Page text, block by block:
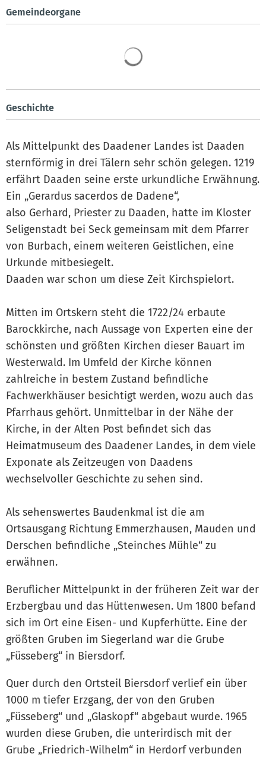
Gemeindeorgane
Geschichte
Als Mittelpunkt des Daadener Landes ist Daaden
sternförmig in drei Tälern sehr schön gelegen. 1219
erfährt Daaden seine erste urkundliche Erwähnung.
Ein „Gerardus sacerdos de Dadene“,
also Gerhard, Priester zu Daaden, hatte im Kloster
Seligenstadt bei Seck gemeinsam mit dem Pfarrer
von Burbach, einem weiteren Geistlichen, eine
Urkunde mitbesiegelt.
Daaden war schon um diese Zeit Kirchspielort.
Mitten im Ortskern steht die 1722/24 erbaute
Barockkirche, nach Aussage von Experten eine der
schönsten und größten Kirchen dieser Bauart im
Westerwald. Im Umfeld der Kirche können
zahlreiche in bestem Zustand befindliche
Fachwerkhäuser besichtigt werden, wozu auch das
Pfarrhaus gehört. Unmittelbar in der Nähe der
Kirche, in der Alten Post befindet sich das
Heimatmuseum des Daadener Landes, in dem viele
Exponate als Zeitzeugen von Daadens
wechselvoller Geschichte zu sehen sind.
Als sehenswertes Baudenkmal ist die am
Ortsausgang Richtung Emmerzhausen, Mauden und
Derschen befindliche „Steinches Mühle“ zu
erwähnen.
Beruflicher Mittelpunkt in der früheren Zeit war der
Erzbergbau und das Hüttenwesen. Um 1800 befand
sich im Ort eine Eisen- und Kupferhütte. Eine der
größten Gruben im Siegerland war die Grube
„Füsseberg“ in Biersdorf.
Quer durch den Ortsteil Biersdorf verlief ein über
1000 m tiefer Erzgang, der von den Gruben
„Füsseberg“ und „Glaskopf“ abgebaut wurde. 1965
wurden diese Gruben, die unterirdisch mit der
Grube „Friedrich-Wilhelm“ in Herdorf verbunden